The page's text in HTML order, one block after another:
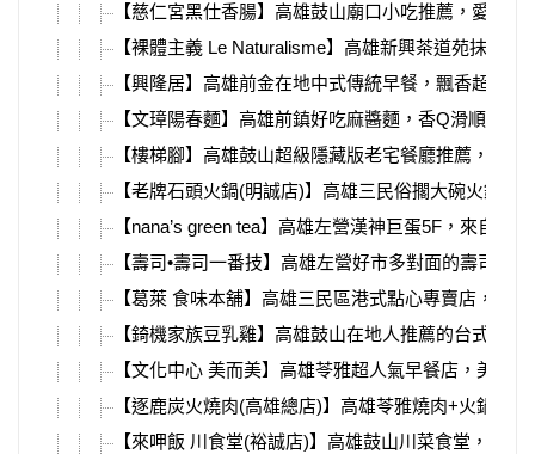
【慈仁宮黑仕香腸】高雄鼓山廟口小吃推薦，愛河
【裸體主義 Le Naturalisme】高雄新興茶道苑抹茶
【興隆居】高雄前金在地中式傳統早餐，飄香超過
【文璋陽春麵】高雄前鎮好吃麻醬麵，香Q滑順的
【樓梯腳】高雄鼓山超級隱藏版老宅餐廳推薦，超
【老牌石頭火鍋(明誠店)】高雄三民俗擱大碗火鍋
【nana’s green tea】高雄左營漢神巨蛋5F，來自
【壽司•壽司一番技】高雄左營好市多對面的壽司店
【葛萊 食味本舖】高雄三民區港式點心專賣店，河
【錡機家族豆乳雞】高雄鼓山在地人推薦的台式下
【文化中心 美而美】高雄苓雅超人氣早餐店，美而
【逐鹿炭火燒肉(高雄總店)】高雄苓雅燒肉+火鍋吃
【來呷飯 川食堂(裕誠店)】高雄鼓山川菜食堂，白